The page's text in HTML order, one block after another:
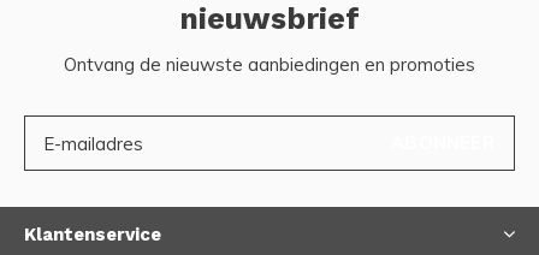
nieuwsbrief
Ontvang de nieuwste aanbiedingen en promoties
Klantenservice